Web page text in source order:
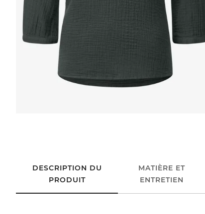
DESCRIPTION DU
PRODUIT
MATIÈRE ET
ENTRETIEN